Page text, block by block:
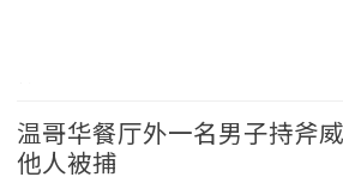
温哥华餐厅外一名男子持斧
他人被捕